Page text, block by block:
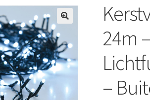
24m
–